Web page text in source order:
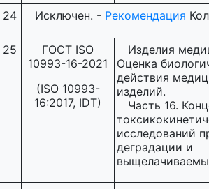
24
Исключен. - Рекомендация
25
ГОСТ ISO
10993-16-2021
(ISO 10993-
16:2017, IDT)
Изделия
Оценка
действия
изделий.
Часть 16.
исследований
деградации и